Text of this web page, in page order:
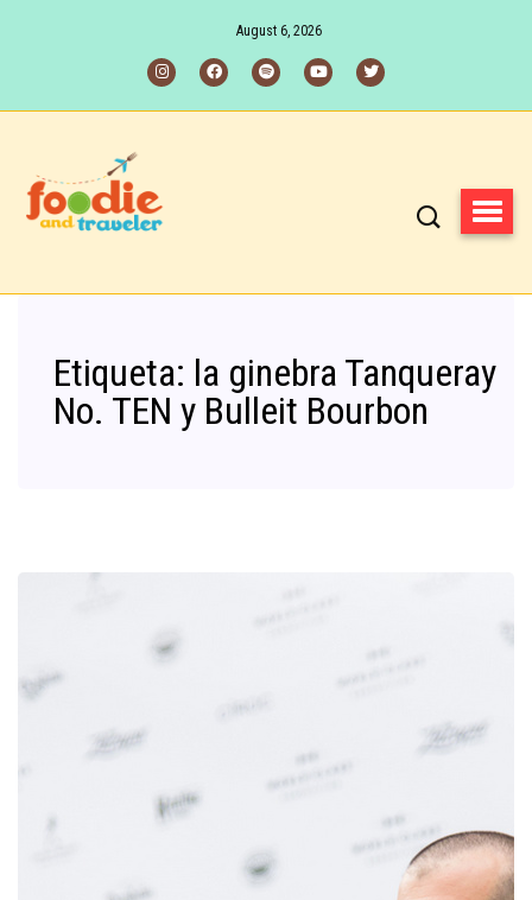
August 6, 2026
Etiqueta: la ginebra Tanqueray
No. TEN y Bulleit Bourbon